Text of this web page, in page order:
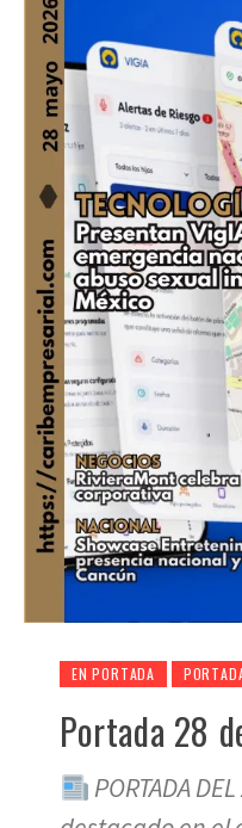
EN PORTADA
Portada 28
PORTADA